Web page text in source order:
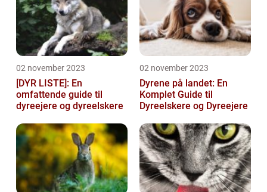
02 november 2023
[DYR LISTE]: En
omfattende guide til
dyreejere og dyreelskere
02 november 2023
Dyrene på landet: En
Komplet Guide til
Dyreelskere og Dyreejere